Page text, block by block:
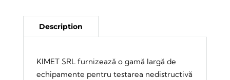
KIMET SRL furnizează o gamă largă de
echipamente pentru testarea nedistructivă